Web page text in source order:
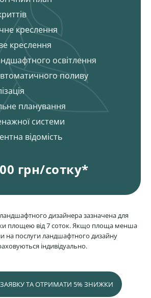
креслення
креслення
освітлення
поливу
планування
системи
відомість
грн/сотку*
дизайнера зазначена для
площею від 7 соток. Якщо площа менша
на послуги ландшафтного дизайну
індивідуально.
ТА ОТРИМАТИ 5% ЗНИЖКИ